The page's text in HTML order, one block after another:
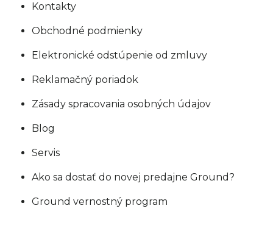
Kontakty
Obchodné podmienky
Elektronické odstúpenie od zmluvy
Reklamačný poriadok
Zásady spracovania osobných údajov
Blog
Servis
Ako sa dostať do novej predajne Ground?
Ground vernostný program